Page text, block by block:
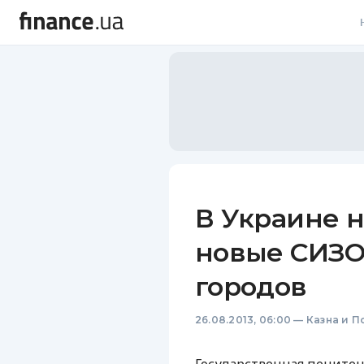
В Украине
новые
городов
26.08.2013, 06:00 — Казна и